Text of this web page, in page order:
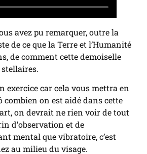
avez pu remarquer, outre la
de ce que la Terre et l’Humanité
de comment cette demoiselle
exercice car cela vous mettra en
on est aidé dans cette
on devrait ne rien voir de tout
d’observation et de
mental que vibratoire, c’est
au milieu du visage.